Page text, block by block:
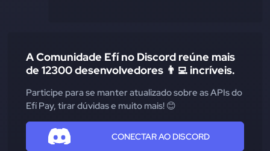
A Comunidade Efí no Discord reúne mais
de 12300 desenvolvedores 👨‍💻 incríveis.
Participe para se manter atualizado sobre as APIs do
Efí Pay, tirar dúvidas e muito mais! 😊
CONECTAR AO DISCORD